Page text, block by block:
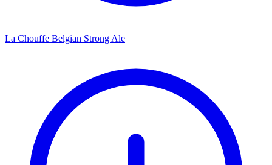
La Chouffe Belgian Strong Ale